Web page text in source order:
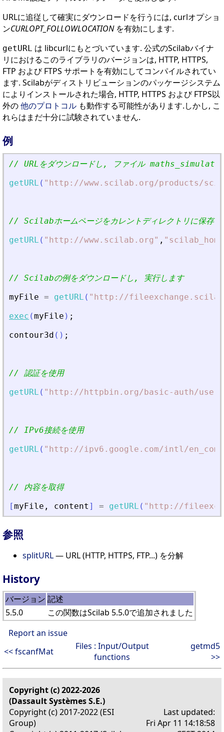
URLに追従して確実にダウンロードを行うには, curlオプショ
ンCURLOPT_FOLLOWLOCATIONを有効にします.
getURL は libcurlにもとづいています. 公式のScilabバイナ
リにおけるこのライブラリのバージョンは, HTTP, HTTPS,
FTP および FTPS サポートを有効にしてコンパイルされてい
ます. Scilabがディストリビューションのパッケージシステム
によりインストールされた場合, HTTP, HTTPS および FTPS以
外の他のプロトコル も動作する可能性があります.しかし, こ
れらはまだ十分に試験されていません.
例
// URLをダウンロードし, ファイル
getURL ( " http://www.scilab.org/products/
// Scilabホームページをカレントディレクトリに保存
getURL ( " http://www.scilab.org " , "
// Scilabの例をダウンロードし, 実行します
myFile = getURL ( " http://
exec (myFile ) ;
contour3d ( ) ;
// 認証を使用
getURL ( " http://httpbin.org/basic-auth/user/
// IPv6接続を使用
getURL ( " http://ipv6.google.com/intl/en_com/
// 内容を取得
[myFile , content ] = getURL ( " http://
参照
splitURL— URL (HTTP, HTTPS, FTP...) を分解
History
バージョン 記述
5.5.0
この関数はScilab 5.5.0で追加されました
Report an issue
<< fscanfMat
Files : Input/Output
functions
getmd5
>>
Copyright (c) 2022-2026
(Dassault Systèmes S.E.)
Copyright (c) 2017-2022 (ESI
Group)
Last updated:
Fri Apr 11 14:18:58